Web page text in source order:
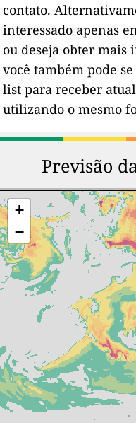
contato.
interessado apenas
ou deseja obter mais
você também pode
list para receber
utilizando o mesmo
Previsão
+
−